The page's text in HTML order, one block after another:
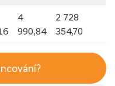
4
990,84
2 728
354,70